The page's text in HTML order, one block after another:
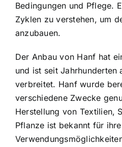
Bedingungen und Pflege.
Zyklen zu verstehen, um
anzubauen.
Der Anbau von Hanf hat
und ist seit Jahrhunderten
verbreitet. Hanf wurde
verschiedene Zwecke
Herstellung von Textilien,
Pflanze ist bekannt für